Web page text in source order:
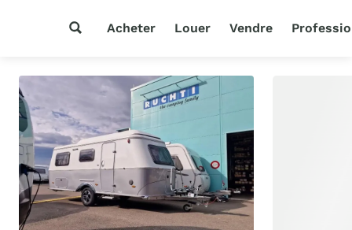
Acheter Louer Vendre